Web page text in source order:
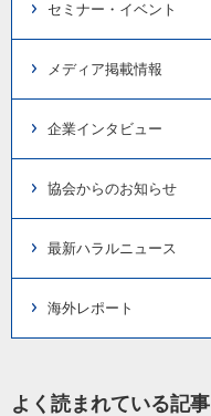
セミナー・イベント
メディア掲載情報
企業インタビュー
協会からのお知らせ
最新ハラルニュース
海外レポート
よく読まれている記事